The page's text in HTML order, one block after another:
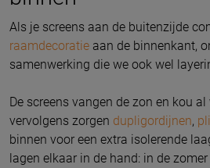
Als je screens aan de buitenzijde
raamdecoratie aan de binnenkant,
samenwerking die we ook wel
De screens vangen de zon en kou
vervolgens zorgen dupligordijnen,
binnen voor een extra isolerende
lagen elkaar in de hand: in de